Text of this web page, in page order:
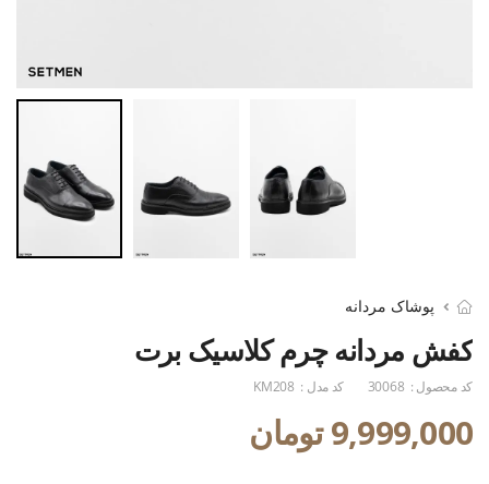
پوشاک مردانه
کفش مردانه چرم کلاسیک برت
کد محصول : 30068 کد مدل : KM208
9,999,000 تومان